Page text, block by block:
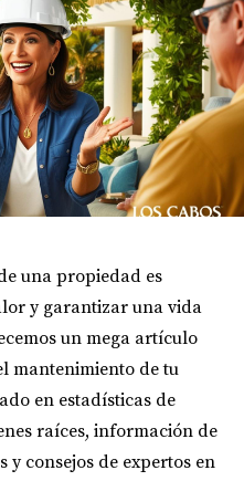
una propiedad es
y garantizar una vida
un mega artículo
mantenimiento de tu
en estadísticas de
raíces, información de
consejos de expertos en